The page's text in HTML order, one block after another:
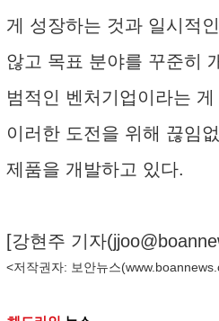
게 성장하는 것과 일시적
않고 목표 분야를 꾸준히
범적인 벤처기업이라는
이러한 도전을 위해 끊임
제품을 개발하고 있다.
[강현주 기자(
<저작권자: 보안뉴스(